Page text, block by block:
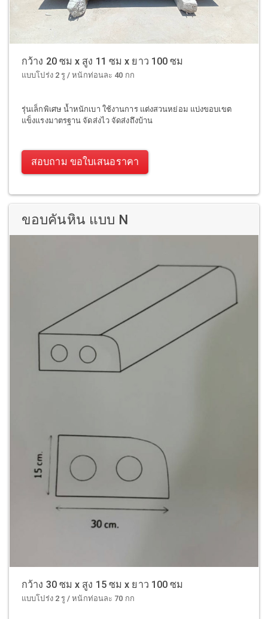
กว้าง 20 ซม x สูง 11 ซม x ยาว 100 ซม
แบบโปร่ง 2 รู / หนักท่อนละ 40 กก
รุ่นเล็กพิเศษ น้ำหนักเบา ใช้งานการ แต่งสวนหย่อม แบ่งขอบเขต
แข็งแรงมาตรฐาน จัดส่งไว จัดส่งถึงบ้าน
สอบถาม ขอใบเสนอราคา
ขอบคันหิน แบบ N
กว้าง 30 ซม x สูง 15 ซม x ยาว 100 ซม
แบบโปร่ง 2 รู / หนักท่อนละ 70 กก